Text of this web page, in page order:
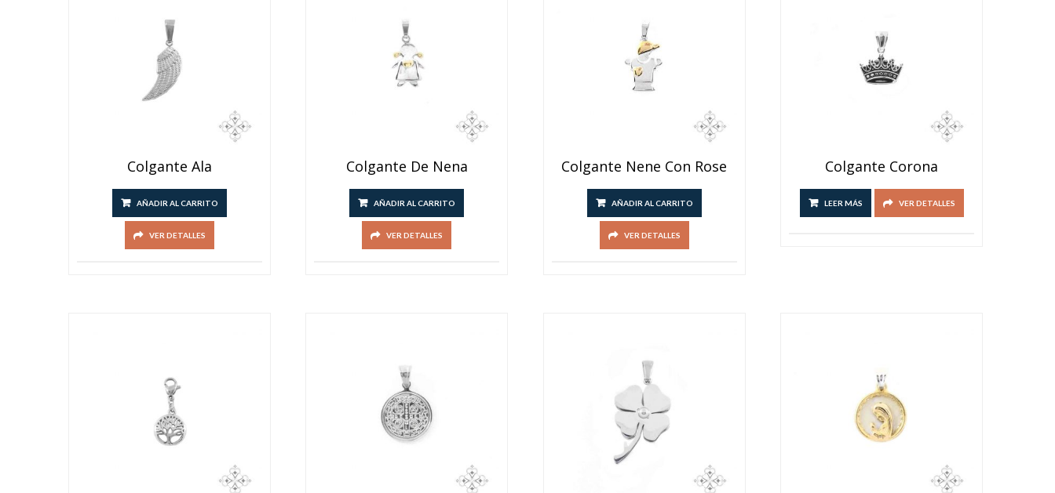
Colgante Ala
AÑADIR AL CARRITO
VER DETALLES
Colgante De Nena
AÑADIR AL CARRITO
VER DETALLES
Colgante Nene Con Rose
AÑADIR AL CARRITO
VER DETALLES
Colgante Corona
LEER MÁS VER DETALLES